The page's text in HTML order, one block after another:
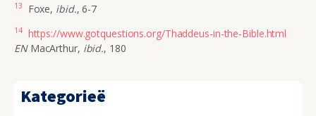
13 Foxe, ibid., 6-7
14 https://www.gotquestions.org/Thaddeus-in-the-Bible.html
ENMacArthur, ibid., 180
Kategorieë